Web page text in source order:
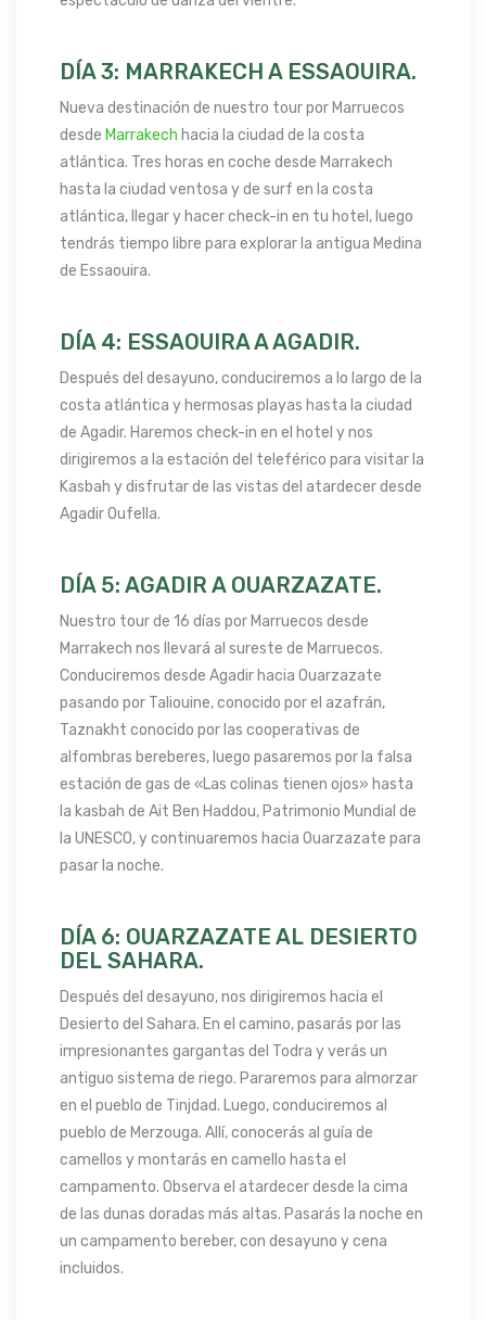
DÍA 3: MARRAKECH A ESSAOUIRA.
Nueva destinación de nuestro tour por Marruecos
desde Marrakech hacia la ciudad de la costa
atlántica. Tres horas en coche desde Marrakech
hasta la ciudad ventosa y de surf en la costa
atlántica, llegar y hacer check-in en tu hotel, luego
tendrás tiempo libre para explorar la antigua Medina
de Essaouira.
DÍA 4: ESSAOUIRA A AGADIR.
Después del desayuno, conduciremos a lo largo de la
costa atlántica y hermosas playas hasta la ciudad
de Agadir. Haremos check-in en el hotel y nos
dirigiremos a la estación del teleférico para visitar la
Kasbah y disfrutar de las vistas del atardecer desde
Agadir Oufella.
DÍA 5: AGADIR A OUARZAZATE.
Nuestro tour de 16 días por Marruecos desde
Marrakech nos llevará al sureste de Marruecos.
Conduciremos desde Agadir hacia Ouarzazate
pasando por Taliouine, conocido por el azafrán,
Taznakht conocido por las cooperativas de
alfombras bereberes, luego pasaremos por la falsa
estación de gas de «Las colinas tienen ojos» hasta
la kasbah de Ait Ben Haddou, Patrimonio Mundial de
la UNESCO, y continuaremos hacia Ouarzazate para
pasar la noche.
DÍA 6: OUARZAZATE AL DESIERTO
DEL SAHARA.
Después del desayuno, nos dirigiremos hacia el
Desierto del Sahara. En el camino, pasarás por las
impresionantes gargantas del Todra y verás un
antiguo sistema de riego. Pararemos para almorzar
en el pueblo de Tinjdad. Luego, conduciremos al
pueblo de Merzouga. Allí, conocerás al guía de
camellos y montarás en camello hasta el
campamento. Observa el atardecer desde la cima
de las dunas doradas más altas. Pasarás la noche en
un campamento bereber, con desayuno y cena
incluidos.